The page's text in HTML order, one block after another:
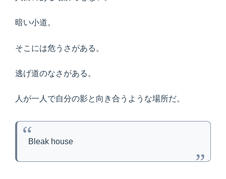
暗い小道。
そこには危うさがある。
逃げ道のなさがある。
人が一人で自分の影と向き合うような場所だ。
Bleak house